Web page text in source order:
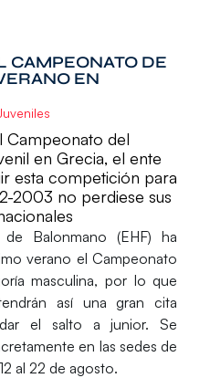
CAMPEONATO DE
EN
Campeonato del
en Grecia, el ente
esta competición para
2003 no perdiese sus
de Balonmano(EHF) ha
verano elCampeonato
masculina, por lo que
así una gran cita
el salto a junior. Se
en las sedes de
al 22 de agosto.